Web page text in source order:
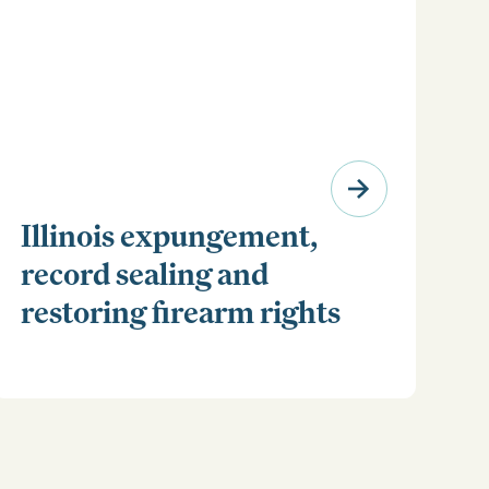
Illinois expungement,
record sealing and
restoring firearm rights